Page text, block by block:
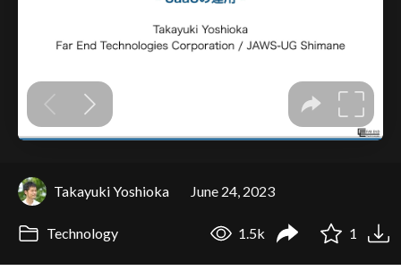
Takayuki Yoshioka June 24, 2023
Technology 1.5k 1